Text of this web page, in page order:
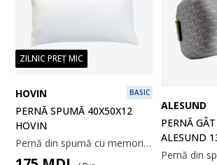
ZILNIC PREȚ MIC
HOVIN BASIC
PERNĂ SPUMĂ 40X50X12
HOVIN
Pernă din spumă cu memorie 40x50x12 cm. Umplutură din bucăți din spumă cu memorie, care înlătură tensiunea musculară, se mulează precis pe gât și pe umeri. Husă din 100% poliester, lavabilă la 40°C. Incl. sacoșă de depozitare.
ALESUND
PERNĂ
ALESUND